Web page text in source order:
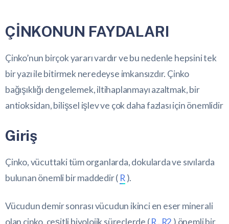
ÇİNKONUN FAYDALARI
Çinko’nun birçok yararı vardır ve bu nedenle hepsini tek
bir yazı ile bitirmek neredeyse imkansızdır. Çinko
bağışıklığı dengelemek, iltihaplanmayı azaltmak, bir
antioksidan, bilişsel işlev ve çok daha fazlası için önemlidir
Giriş
Çinko, vücuttaki tüm organlarda, dokularda ve sıvılarda
bulunan önemli bir maddedir ( R ).
Vücudun demir sonrası vücudun ikinci en eser minerali
olan çinko, çeşitli biyolojik süreçlerde (R , R2 ) önemli bir